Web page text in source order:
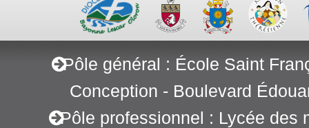
Pôle général : École Saint
Conception - Boulevard
Pôle professionnel : Lycée des